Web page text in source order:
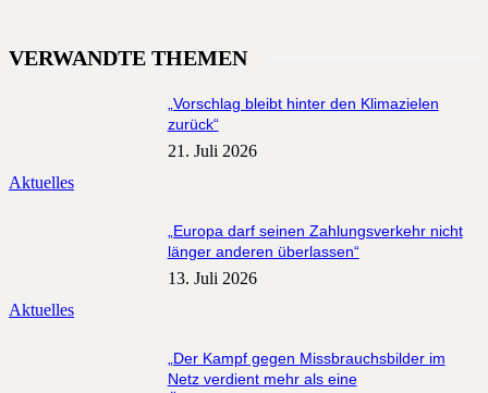
VERWANDTE THEMEN
Aktuelles
„Vorschlag bleibt hinter den Klimazielen
zurück“
21. Juli 2026
Aktuelles
„Europa darf seinen Zahlungsverkehr nicht
länger anderen überlassen“
13. Juli 2026
„Der Kampf gegen Missbrauchsbilder im
Netz verdient mehr als eine